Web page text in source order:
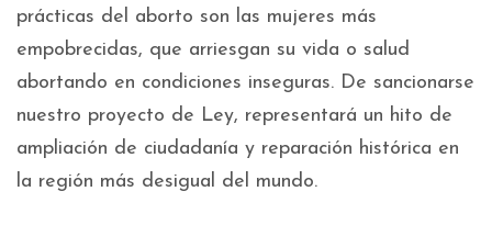
prácticas del aborto son las mujeres más
empobrecidas, que arriesgan su vida o salud
abortando en condiciones inseguras. De sancionarse
nuestro proyecto de Ley, representará un hito de
ampliación de ciudadanía y reparación histórica en
la región más desigual del mundo.